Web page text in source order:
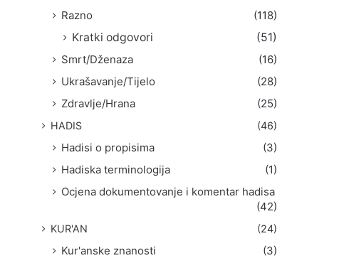
Razno
(118)
Kratki odgovori
(51)
Smrt/Dženaza
(16)
Ukrašavanje/Tijelo
(28)
Zdravlje/Hrana
(25)
HADIS (46)
Hadisi o propisima
(3)
Hadiska terminologija
(1)
Ocjena dokumentovanje i komentar hadisa
(42)
KUR'AN (24)
Kur'anske znanosti
(3)